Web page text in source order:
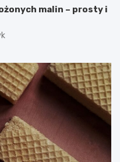
malin – prosty i